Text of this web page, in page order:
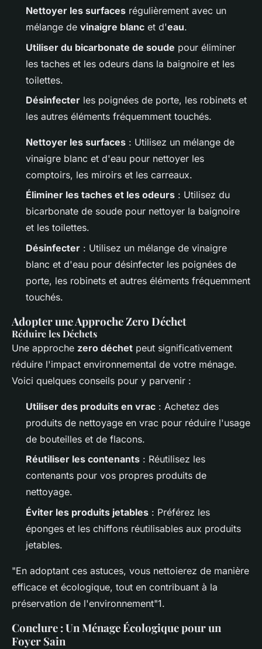
Nettoyer les surfaces régulièrement avec un
mélange de vinaigre blanc et d'eau.
Utiliser du bicarbonate de soude pour éliminer
les taches et les odeurs dans la baignoire et les
toilettes.
Désinfecter les poignées de porte, les robinets et
les autres éléments fréquemment touchés.
Nettoyer les surfaces : Utilisez un mélange de
vinaigre blanc et d'eau pour nettoyer les
comptoirs, les miroirs et les carreaux.
Éliminer les taches et les odeurs : Utilisez du
bicarbonate de soude pour nettoyer la baignoire
et les toilettes.
Désinfecter : Utilisez un mélange de vinaigre
blanc et d'eau pour désinfecter les poignées de
porte, les robinets et autres éléments fréquemment
touchés.
Adopter une Approche Zero Déchet
Réduire les Déchets
Une approche zero déchet peut significativement
réduire l'impact environnemental de votre ménage.
Voici quelques conseils pour y parvenir :
Utiliser des produits en vrac : Achetez des
produits de nettoyage en vrac pour réduire l'usage
de bouteilles et de flacons.
Réutiliser les contenants : Réutilisez les
contenants pour vos propres produits de
nettoyage.
Éviter les produits jetables : Préférez les
éponges et les chiffons réutilisables aux produits
jetables.
"En adoptant ces astuces, vous nettoierez de manière
efficace et écologique, tout en contribuant à la
préservation de l'environnement"1.
Conclure : Un Ménage Écologique pour un
Foyer Sain